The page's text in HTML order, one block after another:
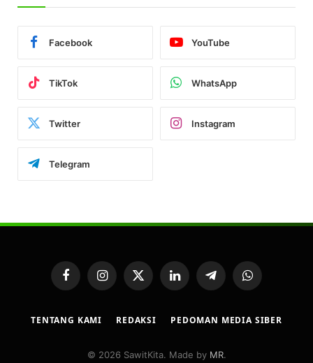
Facebook YouTube
TikTok WhatsApp
Twitter Instagram
Telegram
FacebookInstagram
X
(Twitter)
LinkedInTelegramWhatsApp
TENTANG KAMI REDAKSI PEDOMAN MEDIA SIBER
© 2026 SawitKita. Made by MR.